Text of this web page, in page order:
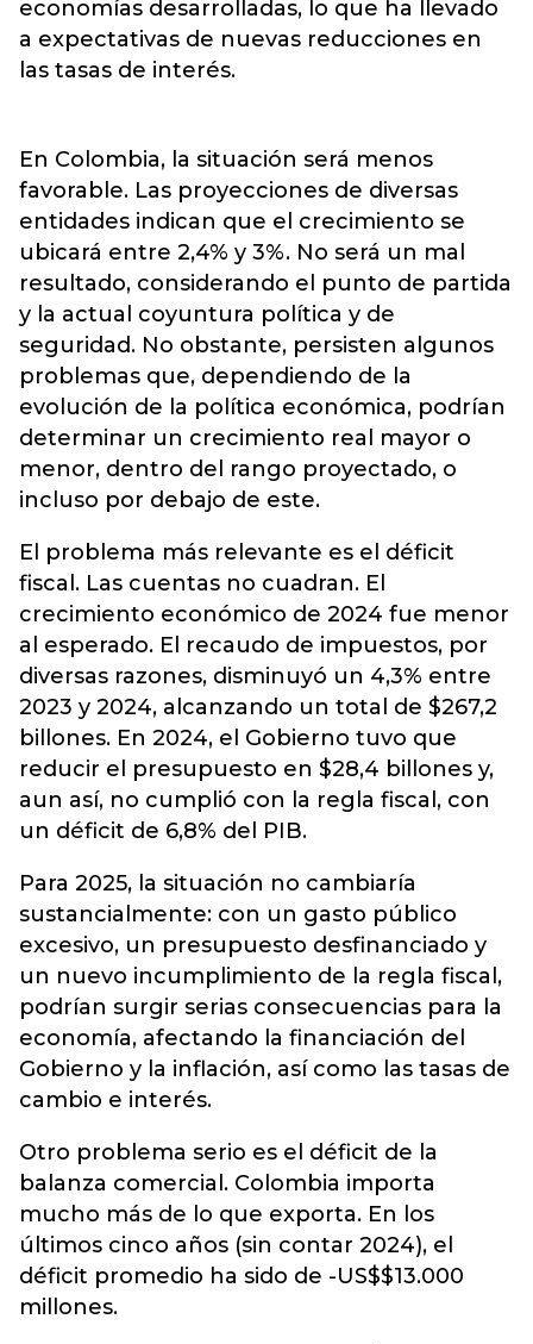
economías desarrolladas, lo que ha llevado
a expectativas de nuevas reducciones en
las tasas de interés.
En Colombia, la situación será menos
favorable. Las proyecciones de diversas
entidades indican que el crecimiento se
ubicará entre 2,4% y 3%. No será un mal
resultado, considerando el punto de partida
y la actual coyuntura política y de
seguridad. No obstante, persisten algunos
problemas que, dependiendo de la
evolución de la política económica, podrían
determinar un crecimiento real mayor o
menor, dentro del rango proyectado, o
incluso por debajo de este.
El problema más relevante es el déficit
fiscal. Las cuentas no cuadran. El
crecimiento económico de 2024 fue menor
al esperado. El recaudo de impuestos, por
diversas razones, disminuyó un 4,3% entre
2023 y 2024, alcanzando un total de $267,2
billones. En 2024, el Gobierno tuvo que
reducir el presupuesto en $28,4 billones y,
aun así, no cumplió con la regla fiscal, con
un déficit de 6,8% del PIB.
Para 2025, la situación no cambiaría
sustancialmente: con un gasto público
excesivo, un presupuesto desfinanciado y
un nuevo incumplimiento de la regla fiscal,
podrían surgir serias consecuencias para la
economía, afectando la financiación del
Gobierno y la inflación, así como las tasas de
cambio e interés.
Otro problema serio es el déficit de la
balanza comercial. Colombia importa
mucho más de lo que exporta. En los
últimos cinco años (sin contar 2024), el
déficit promedio ha sido de -US$$13.000
millones.